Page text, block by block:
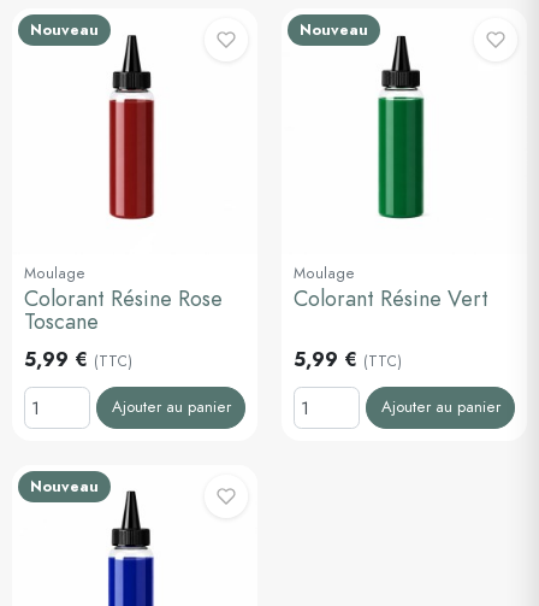
Nouveau
Moulage
Colorant Résine Rose
Toscane
5,99 € (TTC)
Ajouter au panier
Nouveau
Moulage
Colorant Résine Vert
5,99 € (TTC)
Ajouter au panier
Nouveau